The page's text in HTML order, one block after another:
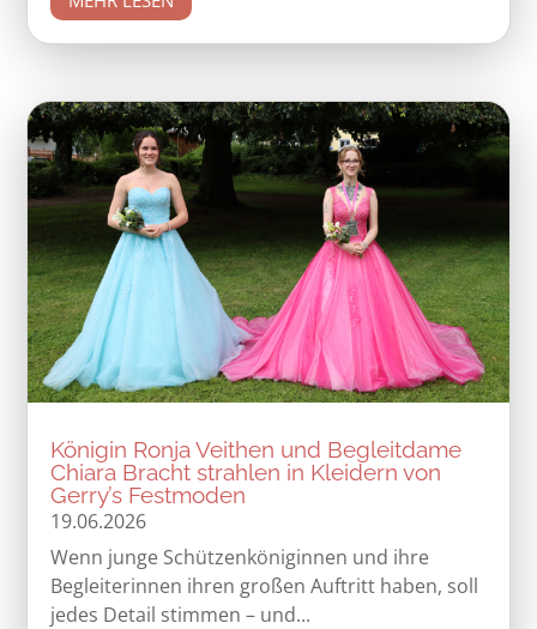
Königin Ronja Veithen und Begleitdame
Chiara Bracht strahlen in Kleidern von
Gerry’s Festmoden
19.06.2026
Wenn junge Schützenköniginnen und ihre
Begleiterinnen ihren großen Auftritt haben, soll
jedes Detail stimmen – und...